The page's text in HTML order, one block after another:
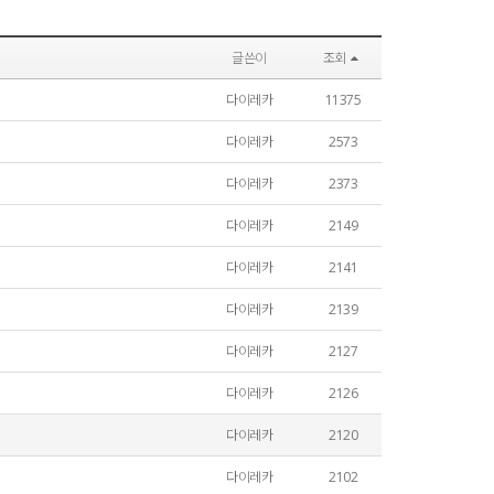
글쓴이 조회
다이레카 11375
다이레카 2573
다이레카 2373
다이레카 2149
다이레카 2141
다이레카 2139
다이레카 2127
다이레카 2126
다이레카 2120
다이레카 2102